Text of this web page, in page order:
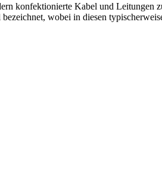
konfektionierte Kabel und Leitungen
wobei in diesen